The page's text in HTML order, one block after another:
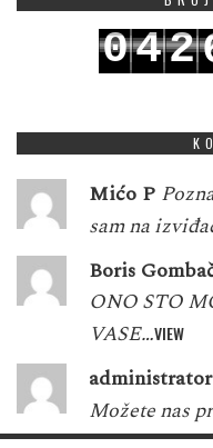
042
Mićo P
sam na
Boris
ONO STO
VASE…VIEW
administrator
Možete nas